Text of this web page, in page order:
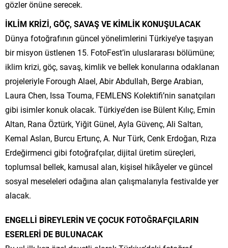
gözler önüne serecek.
İKLİM KRİZİ, GÖÇ, SAVAŞ VE KİMLİK KONUŞULACAK
Dünya fotoğrafının güncel yönelimlerini Türkiye’ye taşıyan
bir misyon üstlenen 15. FotoFest’in uluslararası bölümüne;
iklim krizi, göç, savaş, kimlik ve bellek konularına odaklanan
projeleriyle Forough Alael, Abir Abdullah, Berge Arabian,
Laura Chen, Issa Touma, FEMLENS Kolektifi’nin sanatçıları
gibi isimler konuk olacak. Türkiye’den ise Bülent Kılıç, Emin
Altan, Rana Öztürk, Yiğit Günel, Ayla Güvenç, Ali Saltan,
Kemal Aslan, Burcu Ertunç, A. Nur Türk, Cenk Erdoğan, Rıza
Erdeğirmenci gibi fotoğrafçılar, dijital üretim süreçleri,
toplumsal bellek, kamusal alan, kişisel hikâyeler ve güncel
sosyal meseleleri odağına alan çalışmalarıyla festivalde yer
alacak.
ENGELLİ BİREYLERİN VE ÇOCUK FOTOĞRAFÇILARIN
ESERLERİ DE BULUNACAK